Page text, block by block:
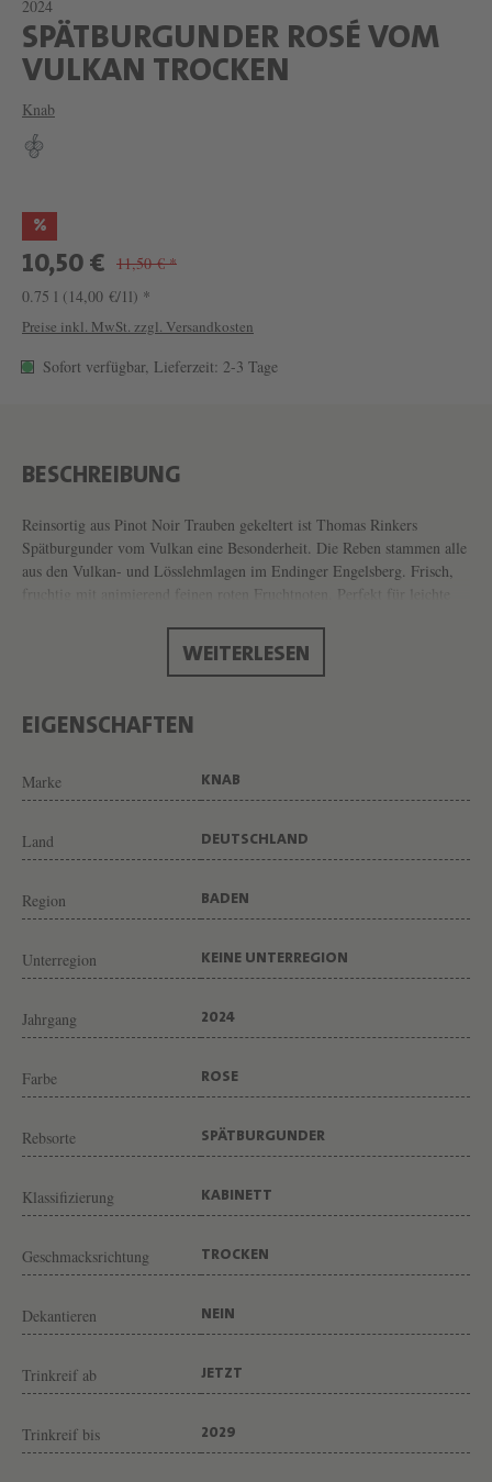
2024
SPÄTBURGUNDER ROSÉ VOM
VULKAN TROCKEN
D
E
R
O
O
M
V
L
K
R
O
C
E
W
I
Knab
%
10,50 € 11,50 € *
0.75 l (14,00 €/1l) *
Preise inkl. MwSt. zzgl. Versandkosten
Sofort verfügbar, Lieferzeit: 2-3 Tage
BESCHREIBUNG
Reinsortig aus Pinot Noir Trauben gekeltert ist Thomas Rinkers
Spätburgunder vom Vulkan eine Besonderheit. Die Reben stammen alle
aus den Vulkan- und Lösslehmlagen im Endinger Engelsberg. Frisch,
fruchtig mit animierend feinen roten Fruchtnoten. Perfekt für leichte
WEITERLESEN
EIGENSCHAFTEN
Marke KNAB
Land DEUTSCHLAND
Region BADEN
Unterregion KEINE UNTERREGION
Jahrgang 2024
Farbe ROSE
Rebsorte SPÄTBURGUNDER
Klassifizierung KABINETT
Geschmacksrichtung TROCKEN
Dekantieren NEIN
Trinkreif ab JETZT
Trinkreif bis 2029